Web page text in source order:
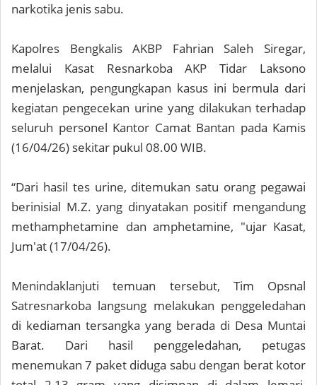
narkotika jenis sabu.
Kapolres Bengkalis AKBP Fahrian Saleh Siregar,
melalui Kasat Resnarkoba AKP Tidar Laksono
menjelaskan, pengungkapan kasus ini bermula dari
kegiatan pengecekan urine yang dilakukan terhadap
seluruh personel Kantor Camat Bantan pada Kamis
(16/04/26) sekitar pukul 08.00 WIB.
“Dari hasil tes urine, ditemukan satu orang pegawai
berinisial M.Z. yang dinyatakan positif mengandung
methamphetamine dan amphetamine, "ujar Kasat,
Jum'at (17/04/26).
Menindaklanjuti temuan tersebut, Tim Opsnal
Satresnarkoba langsung melakukan penggeledahan
di kediaman tersangka yang berada di Desa Muntai
Barat. Dari hasil penggeledahan, petugas
menemukan 7 paket diduga sabu dengan berat kotor